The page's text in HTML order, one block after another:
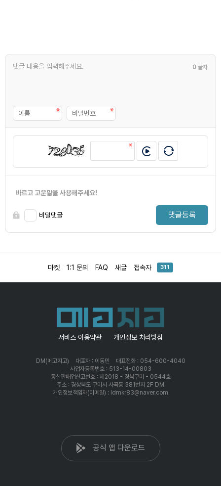
0 글자
바르고 고운말을 사용해주세요!
비밀댓글 댓글등록
마켓 1:1 문의 FAQ 새글 접속자 311
서비스 이용약관 개인정보 처리방침
DM(메고지고) 대표자 : 이동민
대표전화 : 054-600-4040
사업자등록번호 : 513-14-00803
통신판매업신고번호 : 제2018 - 경북구미 - 0544호
주소 : 경상북도 구미시 사곡동 381번지 2F DM
개인정보책임자(이메일) : ldmkr83@naver.com
공식 앱 다운로드